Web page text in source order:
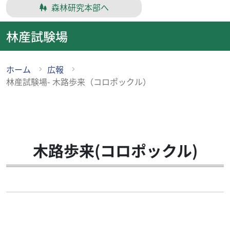
プ
森林研究本部へ
林産試験場
ホーム
広報
林産試験場- 木路歩来（コロポックル）
木路歩来(コロポックル)